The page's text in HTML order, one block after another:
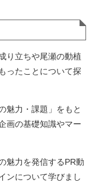
り立ちや尾瀬の動植
ったことについて探
魅力・課題」をもと
画の基礎知識やマー
魅力を発信するPR動
ンについて学びまし